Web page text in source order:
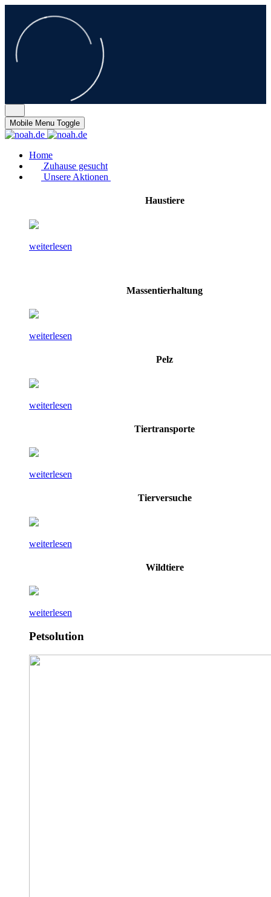
Mobile Menu Toggle
Home
Zuhause gesucht
Unsere Aktionen
Haustiere
weiterlesen
Massentierhaltung
weiterlesen
Pelz
weiterlesen
Tiertransporte
weiterlesen
Tierversuche
weiterlesen
Wildtiere
weiterlesen
Petsolution